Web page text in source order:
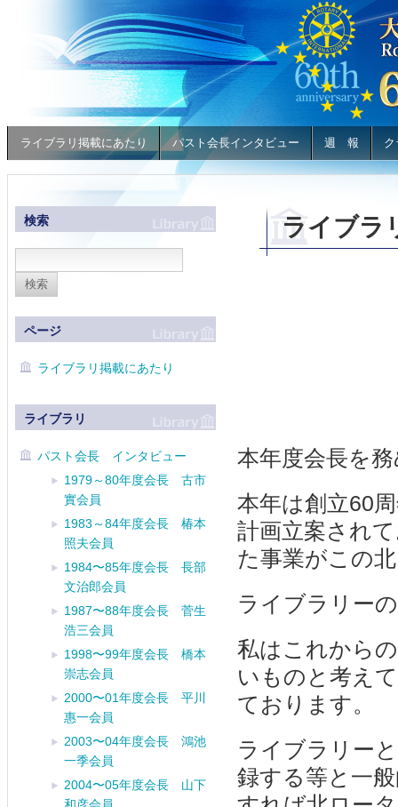
ライブラリ掲載にあたり パスト会長インタビュー 週 報 ク
検索
ページ
ライブラリ掲載にあたり
ライブラリ
パスト会長 インタビュー
1979～80年度会長 古市
實会員
1983～84年度会長 椿本
照夫会員
1984〜85年度会長 長部
文治郎会員
1987〜88年度会長 菅生
浩三会員
1998〜99年度会長 橋本
崇志会員
2000〜01年度会長 平川
惠一会員
2003〜04年度会長 鴻池
一季会員
2004〜05年度会長 山下
ライブラ
本年度会長を
本年は創立60
計画立案され
た事業がこの
ライブラリー
私はこれから
いものと考え
ております。
ライブラリー
録する等と一